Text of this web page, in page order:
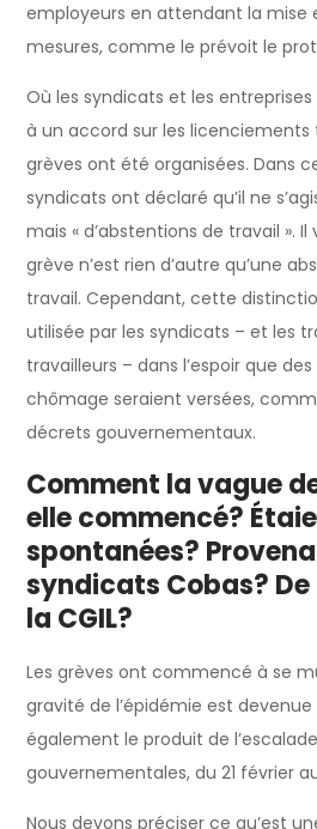
employeurs en attendant la mise
mesures, comme le prévoit le
Où les syndicats et les
à un accord sur les licenciements
grèves ont été organisées. Dans
syndicats ont déclaré qu’il ne
mais « d’abstentions de travail ». Il
grève n’est rien d’autre qu’une
travail. Cependant, cette
utilisée par les syndicats – et les
travailleurs – dans l’espoir que
chômage seraient versées,
décrets gouvernementaux.
Comment la vague
elle commencé?
spontanées?
syndicats Cobas? De
la CGIL?
Les grèves ont commencé à se
gravité de l’épidémie est
également le produit de
gouvernementales, du 21 février au
Nous devons préciser ce qu’est